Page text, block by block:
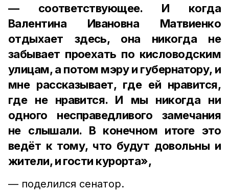
— соответствующее. И когда
Валентина Ивановна Матвиенко
отдыхает здесь, она никогда не
забывает проехать по кисловодским
улицам, а потом мэру и губернатору, и
мне рассказывает, где ей нравится,
где не нравится. И мы никогда ни
одного несправедливого замечания
не слышали. В конечном итоге это
ведёт к тому, что будут довольны и
жители, и гости курорта»,
— поделился сенатор.